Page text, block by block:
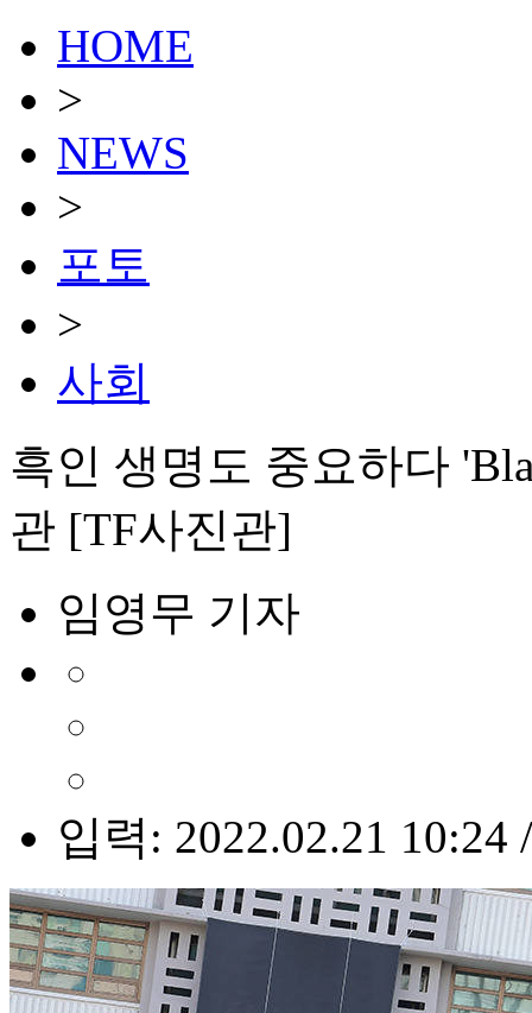
HOME
>
NEWS
>
포토
>
사회
흑인 생명도 중요하다
관 [TF사진관]
임영무 기자
입력: 2022.02.21 10:24